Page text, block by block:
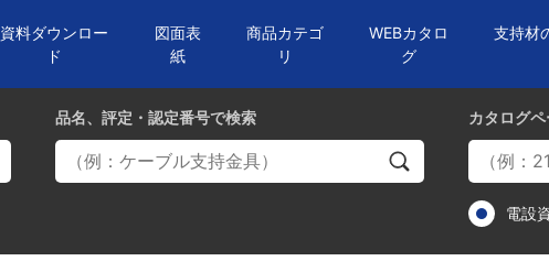
資料ダウンロー
ド
図面表
紙
商品カテゴ
リ
WEBカタロ
グ
支持材
カタログ
電設
品名、評定・認定番号で検索